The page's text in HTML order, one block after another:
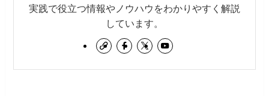
実践で役立つ情報やノウハウをわかりやすく解説
しています。